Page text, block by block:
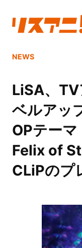
NEWS
LiSA、
ベルアッ
OPテー
Felix of
CLiPのプ